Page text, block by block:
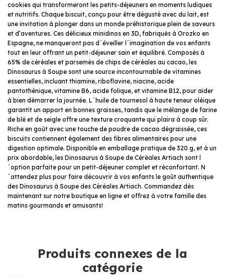
cookies qui transformeront les petits-déjeuners en moments ludiques
et nutritifs. Chaque biscuit, conçu pour être dégusté avec du lait, est
une invitation à plonger dans un monde préhistorique plein de saveurs
et d’aventures. Ces délicieux minidinos en 3D, fabriqués à Orozko en
Espagne, ne manqueront pas d´éveiller l´imagination de vos enfants
tout en leur offrant un petit-déjeuner sain et équilibré. Composés à
65% de céréales et parsemés de chips de céréales au cacao, les
Dinosaurus à Soupe sont une source incontournable de vitamines
essentielles, incluant thiamine, riboflavine, niacine, acide
pantothénique, vitamine B6, acide folique, et vitamine B12, pour aider
à bien démarrer la journée. L´huile de tournesol à haute teneur oléique
garantit un apport en bonnes graisses, tandis que le mélange de farine
de blé et de seigle offre une texture croquante qui plaira à coup sûr.
Riche en goût avec une touche de poudre de cacao dégraissée, ces
biscuits contiennent également des fibres alimentaires pour une
digestion optimale. Disponible en emballage pratique de 320 g, et à un
prix abordable, les Dinosaurus à Soupe de Céréales Artiach sont l
´option parfaite pour un petit-déjeuner complet et réconfortant. N
´attendez plus pour faire découvrir à vos enfants le goût authentique
des Dinosaurus à Soupe des Céréales Artiach. Commandez dès
maintenant sur notre boutique en ligne et offrez à votre famille des
matins gourmands et amusants!
Produits connexes de la
catégorie